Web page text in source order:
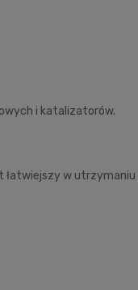
i katalizatorów.
w